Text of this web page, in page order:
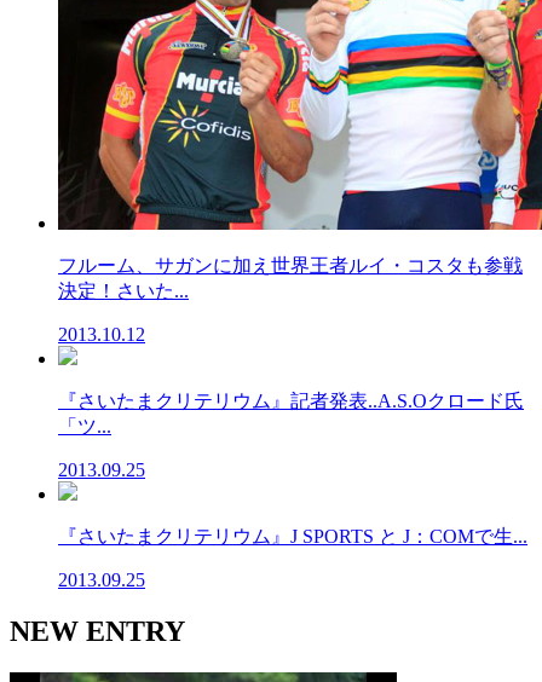
フルーム、サガンに加え世界王者ルイ・コスタも参戦
決定！さいた...
2013.10.12
『さいたまクリテリウム』記者発表..A.S.Oクロード氏
「ツ...
2013.09.25
『さいたまクリテリウム』J SPORTS と J：COMで生...
2013.09.25
NEW ENTRY